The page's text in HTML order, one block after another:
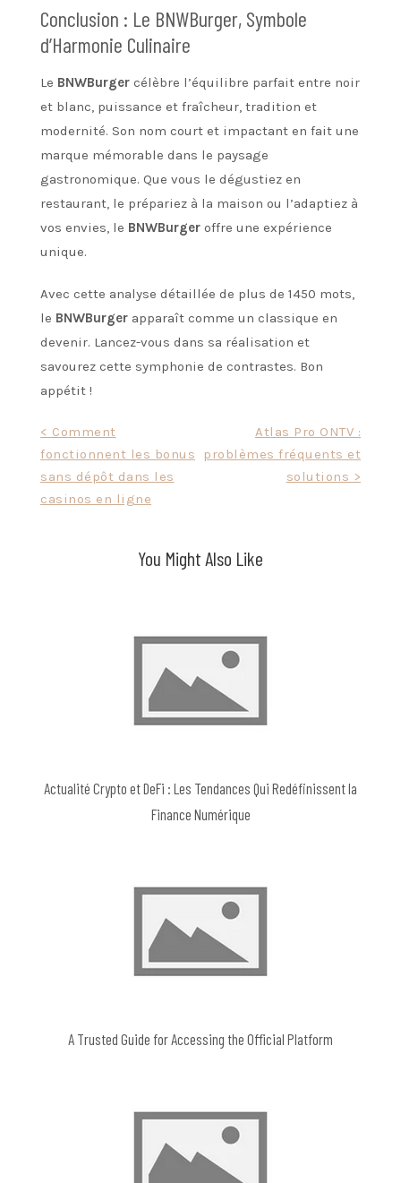
Conclusion : Le BNWBurger, Symbole
d’Harmonie Culinaire
Le BNWBurger célèbre l’équilibre parfait entre noir
et blanc, puissance et fraîcheur, tradition et
modernité. Son nom court et impactant en fait une
marque mémorable dans le paysage
gastronomique. Que vous le dégustiez en
restaurant, le prépariez à la maison ou l’adaptiez à
vos envies, le BNWBurger offre une expérience
unique.
Avec cette analyse détaillée de plus de 1450 mots,
le BNWBurger apparaît comme un classique en
devenir. Lancez-vous dans sa réalisation et
savourez cette symphonie de contrastes. Bon
appétit !
navigation
< Comment
fonctionnent les bonus
sans dépôt dans les
casinos en ligne
Atlas Pro ONTV :
problèmes fréquents et
solutions >
You Might Also Like
Actualité Crypto et DeFi : Les Tendances Qui Redéfinissent la
Finance Numérique
A Trusted Guide for Accessing the Official Platform